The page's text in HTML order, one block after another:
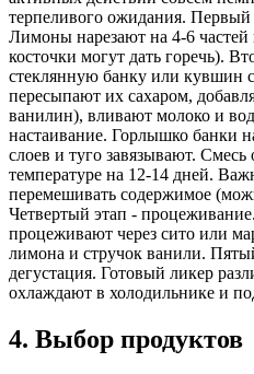
терпеливого ожидания. Первый
Лимоны нарезают на 4-6
косточки могут дать горечь).
стеклянную банку или кувшин
пересыпают их сахаром,
ванилин), вливают молоко и
настаивание. Горлышко банки
слоев и туго завязывают.
температуре на 12-14 дней.
перемешивать содержимое
Четвертый этап -
процеживают через сито или
лимона и стручок ванили.
дегустация. Готовый ликер
охлаждают в холодильнике и
4. Выбор продуктов